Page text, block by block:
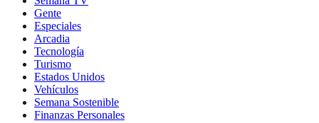
Gente
Especiales
Arcadia
Tecnología
Turismo
Estados Unidos
Vehículos
Semana Sostenible
Finanzas Personales